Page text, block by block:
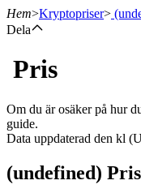
Terminer
Hem>Kryptopriser>
Dela
Pris
Om du är osäker på hur
guide.
Data uppdaterad den kl
(undefined)